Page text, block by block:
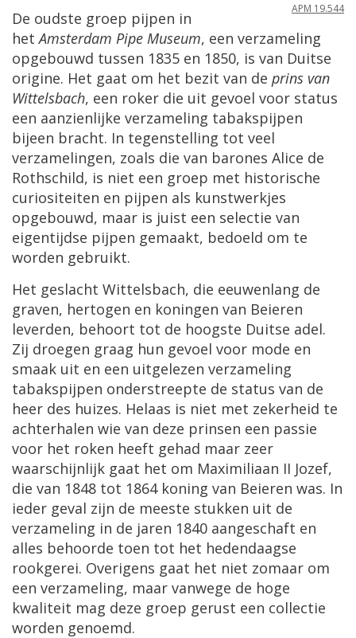
APM 19.544
De oudste groep pijpen in
het Amsterdam Pipe Museum, een verzameling
opgebouwd tussen 1835 en 1850, is van Duitse
origine. Het gaat om het bezit van de prins van
Wittelsbach, een roker die uit gevoel voor status
een aanzienlijke verzameling tabakspijpen
bijeen bracht. In tegenstelling tot veel
verzamelingen, zoals die van barones Alice de
Rothschild, is niet een groep met historische
curiositeiten en pijpen als kunstwerkjes
opgebouwd, maar is juist een selectie van
eigentijdse pijpen gemaakt, bedoeld om te
worden gebruikt.
Het geslacht Wittelsbach, die eeuwenlang de
graven, hertogen en koningen van Beieren
leverden, behoort tot de hoogste Duitse adel.
Zij droegen graag hun gevoel voor mode en
smaak uit en een uitgelezen verzameling
tabakspijpen onderstreepte de status van de
heer des huizes. Helaas is niet met zekerheid te
achterhalen wie van deze prinsen een passie
voor het roken heeft gehad maar zeer
waarschijnlijk gaat het om Maximiliaan II Jozef,
die van 1848 tot 1864 koning van Beieren was. In
ieder geval zijn de meeste stukken uit de
verzameling in de jaren 1840 aangeschaft en
alles behoorde toen tot het hedendaagse
rookgerei. Overigens gaat het niet zomaar om
een verzameling, maar vanwege de hoge
kwaliteit mag deze groep gerust een collectie
worden genoemd.